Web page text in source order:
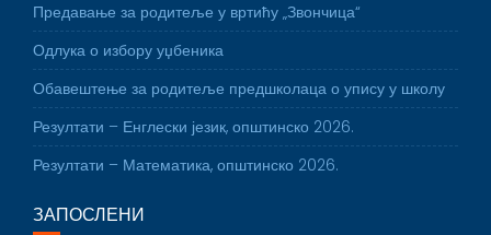
Предавање за родитеље у вртићу „Звончица“
Одлука о избору уџбеника
Обавештење за родитеље предшколаца о упису у школу
Резултати – Енглески језик, општинско 2026.
Резултати – Математика, општинско 2026.
ЗАПОСЛЕНИ